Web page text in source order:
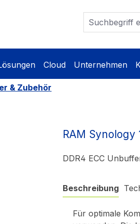
Cloud Unternehmen
& Zubehör
RAM Synology
DDR4 ECC
Beschreibung
Für optimale